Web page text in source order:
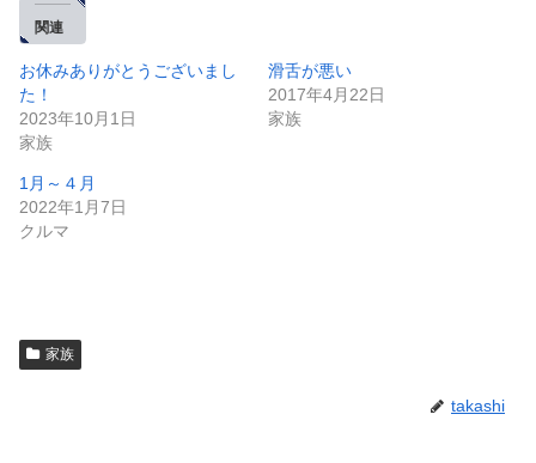
関連
お休みありがとうございまし
た！
2023年10月1日
家族
滑舌が悪い
2017年4月22日
家族
1月～４月
2022年1月7日
クルマ
家族
takashi